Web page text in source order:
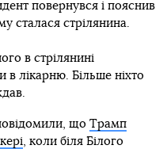
повернувся і пояснив
сталася стрілянина.
в стрілянині
в лікарню. Більше ніхто
що Трамп
, коли біля Білого